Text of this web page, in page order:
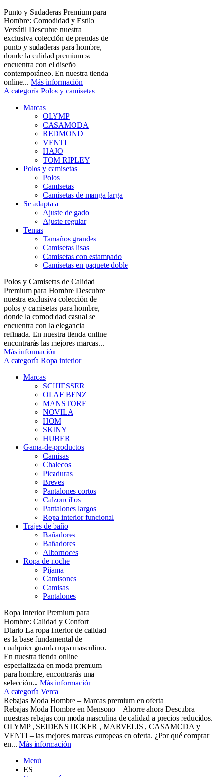
Punto y Sudaderas Premium para
Hombre: Comodidad y Estilo
Versátil Descubre nuestra
exclusiva colección de prendas de
punto y sudaderas para hombre,
donde la calidad premium se
encuentra con el diseño
contemporáneo. En nuestra tienda
online... Más información
A categoría Polos y camisetas
Marcas
OLYMP
CASAMODA
REDMOND
VENTI
HAJO
TOM RIPLEY
Polos y camisetas
Polos
Camisetas
Camisetas de manga larga
Se adapta a
Ajuste delgado
Ajuste regular
Temas
Tamaños grandes
Camisetas lisas
Camisetas con estampado
Camisetas en paquete doble
Polos y Camisetas de Calidad
Premium para Hombre Descubre
nuestra exclusiva colección de
polos y camisetas para hombre,
donde la comodidad casual se
encuentra con la elegancia
refinada. En nuestra tienda online
encontrarás las mejores marcas...
Más información
A categoría Ropa interior
Marcas
SCHIESSER
OLAF BENZ
MANSTORE
NOVILA
HOM
SKINY
HUBER
Gama-de-productos
Camisas
Chalecos
Picaduras
Breves
Pantalones cortos
Calzoncillos
Pantalones largos
Ropa interior funcional
Trajes de baño
Bañadores
Bañadores
Albornoces
Ropa de noche
Pijama
Camisones
Camisas
Pantalones
Ropa Interior Premium para
Hombre: Calidad y Confort
Diario La ropa interior de calidad
es la base fundamental de
cualquier guardarropa masculino.
En nuestra tienda online
especializada en moda premium
para hombre, encontrarás una
selección... Más información
A categoría Venta
Rebajas Moda Hombre – Marcas premium en oferta
Rebajas Moda Hombre en Mensono – Ahorre ahora Descubra
nuestras rebajas con moda masculina de calidad a precios reducidos.
OLYMP , SEIDENSTICKER , MARVELIS , CASAMODA y
VENTI – las mejores marcas europeas en oferta. ¿Por qué comprar
en... Más información
Menú
ES